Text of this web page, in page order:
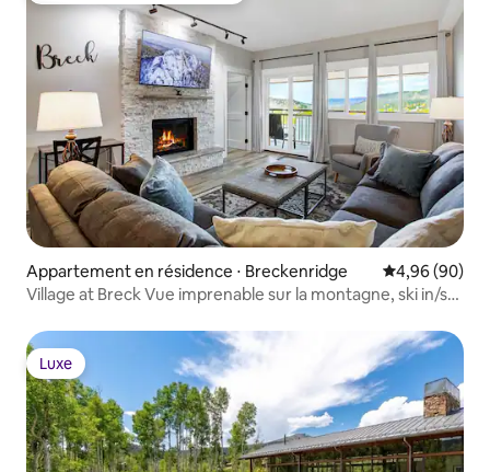
Appartement en résidence ⋅ Breckenridge Évaluation
4,96 (90)
Village at Breck Vue imprenable sur la montagne, ski in/ski
Luxe
Luxe